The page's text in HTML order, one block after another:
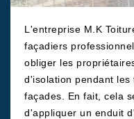
L'entreprise M.K
façadiers
obliger les
d'isolation pendant
façades. En fait, cela
d'appliquer un enduit